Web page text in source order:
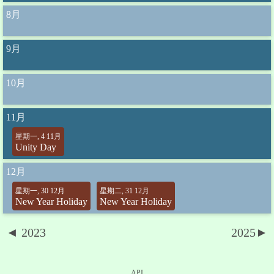
8月
9月
10月
11月
星期一, 4 11月
Unity Day
12月
星期一, 30 12月
New Year Holiday
星期二, 31 12月
New Year Holiday
◄ 2023 2025►